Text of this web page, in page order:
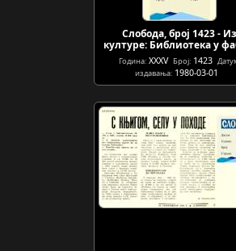
Слобода, број 1423 - Из
културе: Библиотека у
Година:XXXV Број: 1423
издавања: 1980-03-01